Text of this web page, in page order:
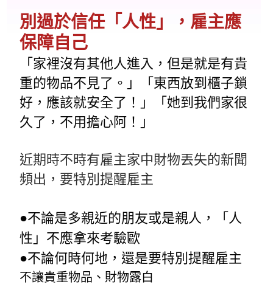
別過於信任「人性」，雇主應
保障自己
「家裡沒有其他人進入，但是就是有貴
重的物品不見了。」「東西放到櫃子鎖
好，應該就安全了！」「她到我們家很
久了，不用擔心阿！」
近期時不時有雇主家中財物丟失的新聞
頻出，要特別提醒雇主
●不論是多親近的朋友或是親人，「人
性」不應拿來考驗歐
●不論何時何地，還是要特別提醒雇主
不讓貴重物品、財物露白